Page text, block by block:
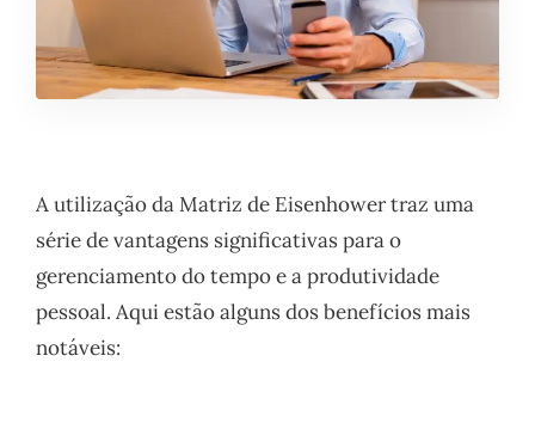
A utilização da Matriz de Eisenhower traz uma
série de vantagens significativas para o
gerenciamento do tempo e a produtividade
pessoal. Aqui estão alguns dos benefícios mais
notáveis: